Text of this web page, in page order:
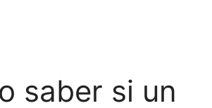
saber si un